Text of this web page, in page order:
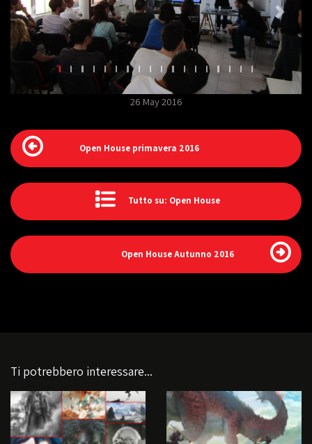
26 May 2016
Open House primavera 2016
Tutto su: Open House
Open House Autunno 2016
Ti potrebbero interessare...